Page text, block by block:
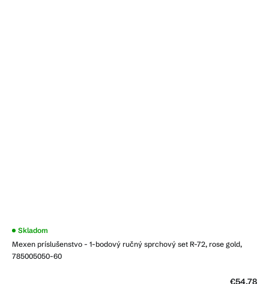
Mexen príslušenstvo - 1-bodový ručný sprchový set R-72, rose gold,
785005050-60
Skladom
€54,78